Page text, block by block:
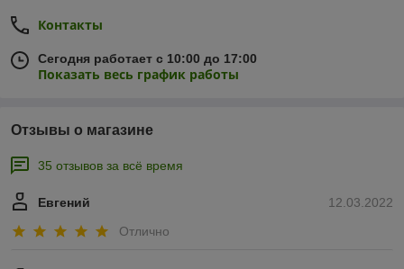
Контакты
Сегодня работает с 10:00 до 17:00
Показать весь график работы
Отзывы о магазине
35 отзывов за всё время
12.03.2022
Евгений
Отлично